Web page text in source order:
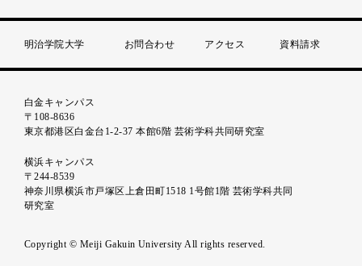
明治学院大学 お問合わせ アクセス 資料請求
白金キャンパス
〒108-8636
東京都港区白金台1-2-37 本館6階 芸術学科共同研究室
横浜キャンパス
〒244-8539
神奈川県横浜市戸塚区上倉田町1518 1号館1階 芸術学科共同
研究室
Copyright © Meiji Gakuin University All rights reserved.